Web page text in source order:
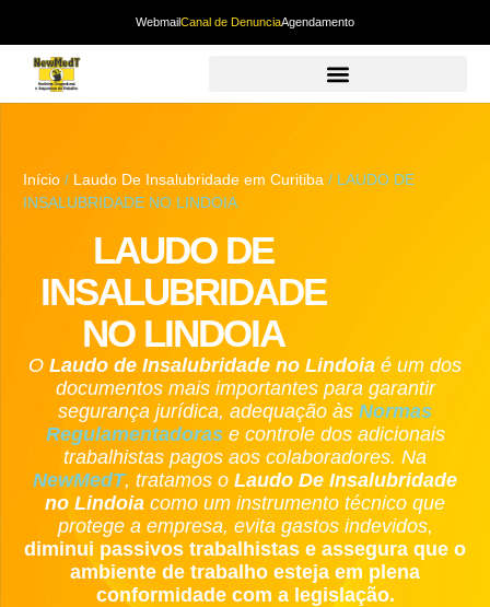
WebmailCanal de DenunciaAgendamento
Início / Laudo De Insalubridade em Curitiba / LAUDO DE
INSALUBRIDADE NO LINDOIA
LAUDO DE
INSALUBRIDADE
NO LINDOIA
O Laudo de Insalubridade no Lindoia é um dos
documentos mais importantes para garantir
segurança jurídica, adequação às Normas
Regulamentadorase controle dos adicionais
trabalhistas pagos aos colaboradores. Na
NewMedT, tratamos o Laudo De Insalubridade
no Lindoia como um instrumento técnico que
protege a empresa, evita gastos indevidos,
diminui passivos trabalhistas e assegura que o
ambiente de trabalho esteja em plena
conformidade com a legislação.